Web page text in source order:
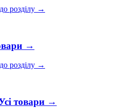
розділу →
→
розділу →
товари →